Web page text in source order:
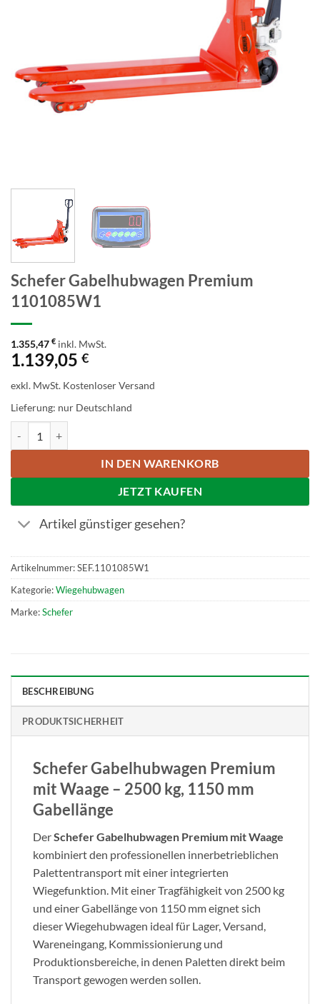
Schefer Gabelhubwagen Premium
1101085W1
1.355,47 € inkl. MwSt.
1.139,05 €
exkl. MwSt. Kostenloser Versand
Lieferung: nur Deutschland
IN DEN WARENKORB
JETZT KAUFEN
Artikel günstiger gesehen?
Artikelnummer:SEF.1101085W1
Kategorie:Wiegehubwagen
Marke:Schefer
BESCHREIBUNG
PRODUKTSICHERHEIT
Schefer Gabelhubwagen Premium
mit Waage – 2500 kg, 1150 mm
Gabellänge
DerSchefer Gabelhubwagen Premium mit Waage
kombiniert den professionellen innerbetrieblichen
Palettentransport mit einer integrierten
Wiegefunktion. Mit einer Tragfähigkeit von 2500 kg
und einer Gabellänge von 1150 mm eignet sich
dieser Wiegehubwagen ideal für Lager, Versand,
Wareneingang, Kommissionierung und
Produktionsbereiche, in denen Paletten direkt beim
Transport gewogen werden sollen.